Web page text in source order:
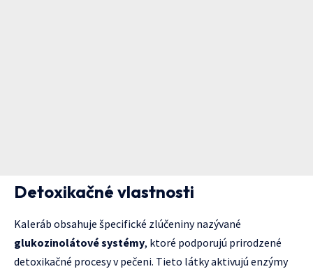
Detoxikačné vlastnosti
Kaleráb obsahuje špecifické zlúčeniny nazývané
glukozinolátové systémy, ktoré podporujú prirodzené
detoxikačné procesy v pečeni. Tieto látky aktivujú enzýmy